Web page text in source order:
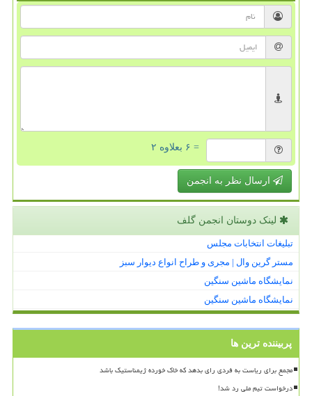
= ۶ بعلاوه ۲
ارسال نظر به انجمن
لینک دوستان انجمن گلف
تبلیغات انتخابات مجلس
مستر گرین وال | مجری و طراح انواع دیوار سبز
نمایشگاه ماشین سنگین
نمایشگاه ماشین سنگین
پربیننده ترین ها
مجمع برای ریاست به فردی رای بدهد که خاک خورده ژیمناستیک باشد
درخواست تیم ملی رد شد!